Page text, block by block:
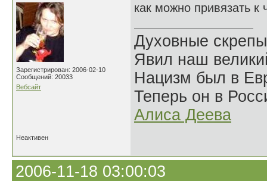
Зарегистрирован: 2006-02-10
Сообщений: 20033
Вебсайт
как можно привязать к
Духовные
Явил наш
Нацизм был в
Теперь он в
Алиса Деева
Неактивен
2006-11-18 03:00:03